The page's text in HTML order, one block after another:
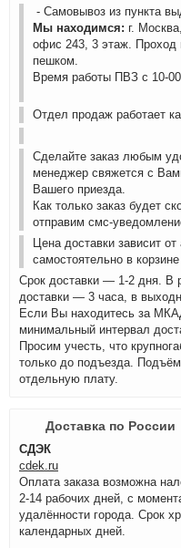
- Самовывоз из пункта
Мы находимся: г.
офис 243, 3 этаж. Проход
пешком.
Время работы ПВЗ с 10-
Отдел продаж работает
Сделайте заказ любым
менеджер свяжется с
Вашего приезда.
Как только заказ будет
отправим смс-
Цена доставки зависит
самостоятельно в
Срок доставки — 1-2 дня. В
доставки — 3 часа, в
Если Вы находитесь за
минимальный интервал
Просим учесть, что
только до подъезда.
отдельную плату.
Доставка по России
СДЭК
cdek.ru
Оплата заказа возможна
2-14 рабочих дней, с
удалённости города. Срок
календарных дней.